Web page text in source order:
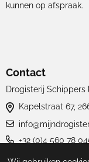
kunnen op afspraak.
Contact
Drogisterij Schippers
Kapelstraat 67,
+32 (0)4 560 78